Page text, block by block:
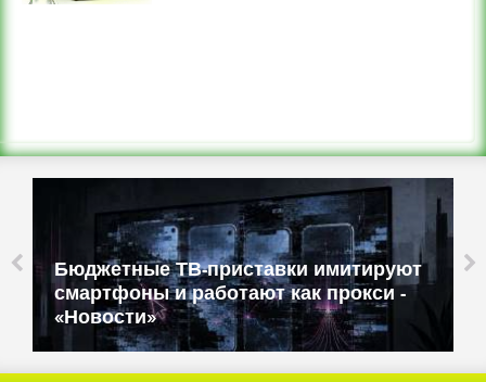
Бюджетные ТВ-приставки имитируют
смартфоны и работают как прокси -
«Новости»